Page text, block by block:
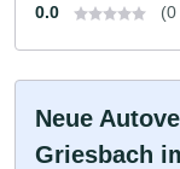
0.0
Neue
Griesbach